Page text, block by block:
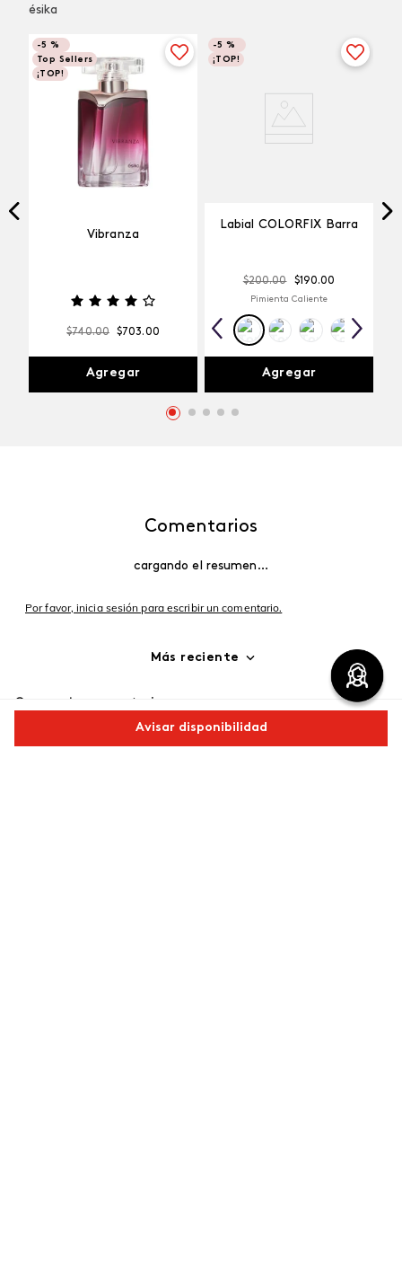
Avisar disponibilidad
ésika
-5 %
Top Sellers
¡TOP!
Vibranza
$740.00 $703.00
Agregar
-5 %
¡TOP!
Labial COLORFIX Barra
$200.00 $190.00
Pimienta Caliente
Agregar
Comentarios
cargando el resumen…
Por favor, inicia sesión para escribir un comentario.
Más reciente
Cargando comentarios…